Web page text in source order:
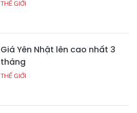
THẾ GIỚI
Giá Yên Nhật lên cao nhất 3
tháng
THẾ GIỚI